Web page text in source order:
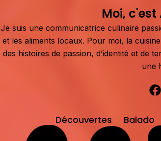
Moi,
Je suis une communicatrice culinaire
et les aliments locaux. Pour moi, la
des histoires de passion, d’identité et de
une
Découvertes Balado